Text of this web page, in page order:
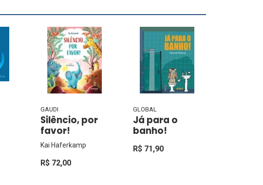
GAUDI
Silêncio, por
favor!
Kai Haferkamp
R$ 72,00
GLOBAL
Já para o
banho!
R$ 71,90